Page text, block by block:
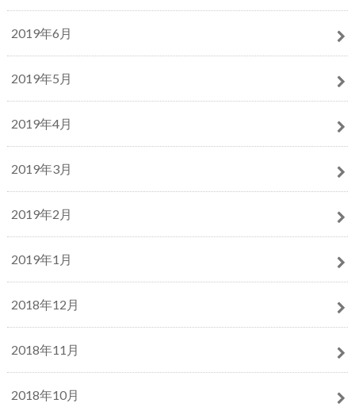
2019年6月
2019年5月
2019年4月
2019年3月
2019年2月
2019年1月
2018年12月
2018年11月
2018年10月